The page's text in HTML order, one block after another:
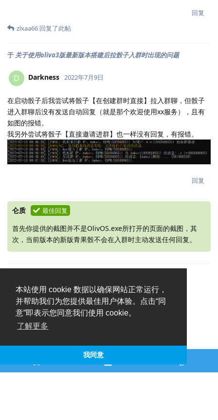
本站使用 cookie 数据以确保网站正常运行，
并帮助我们为您提供最佳用户体验。点击“同
意”即表示您同意我们使用 cookie。
了解更多
我同意
回复
zlxaa66 回复了此帖
于 关于使用oliva3版最新版本搭建后拉骰子入群时出现的问题
D Darkness 2022年7月9日
在启动骰子后我尝试将骰子【在创建群时直接】拉入群聊，但骰子
进入群聊后没有发送自动回复（就是那个欢迎使用xx服务），且有
如图的报错。
我另外尝试将骰子【直接邀请进群】也一样没有回复，有报错。
回复
仑质 最佳回复
首先你提供的截图并不是OlivOS.exe所打开的页面的截图，其
次，当前版本的新版青果骰不会在入群时主动发送任何回复。